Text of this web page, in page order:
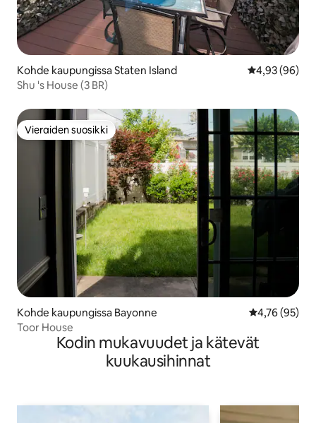
Kohde kaupungissa Staten Island
4,93 (96)
Shu 's House (3 BR)
Vieraiden suosikki
Vieraiden suosikki
Kohde kaupungissa Bayonne
4,76 (95)
Toor House
Kodin mukavuudet ja kätevät
kuukausihinnat